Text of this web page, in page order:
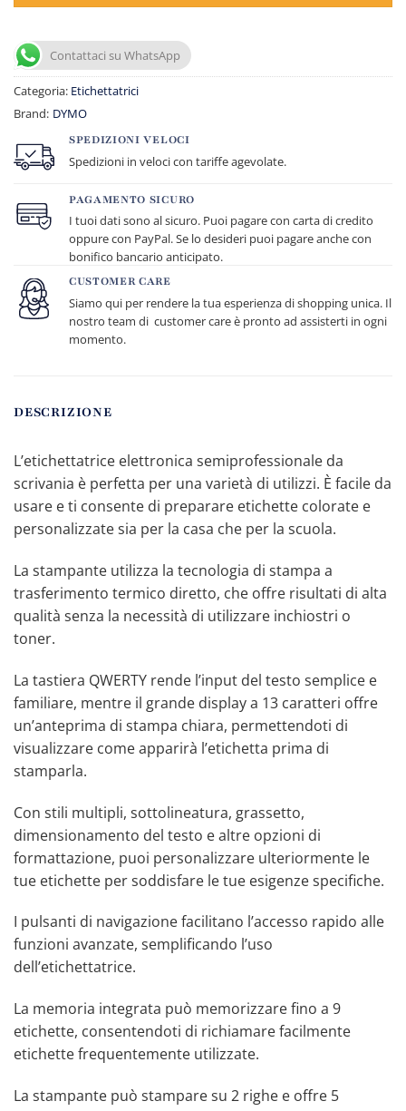
Contattaci su WhatsApp
Categoria: Etichettatrici
Brand: DYMO
SPEDIZIONI VELOCI
Spedizioni in veloci con tariffe agevolate.
PAGAMENTO SICURO
I tuoi dati sono al sicuro. Puoi pagare con carta di credito
oppure con PayPal. Se lo desideri puoi pagare anche con
bonifico bancario anticipato.
CUSTOMER CARE
Siamo qui per rendere la tua esperienza di shopping unica. Il
nostro team di customer care è pronto ad assisterti in ogni
momento.
DESCRIZIONE
L’etichettatrice elettronica semiprofessionale da
scrivania è perfetta per una varietà di utilizzi. È facile da
usare e ti consente di preparare etichette colorate e
personalizzate sia per la casa che per la scuola.
La stampante utilizza la tecnologia di stampa a
trasferimento termico diretto, che offre risultati di alta
qualità senza la necessità di utilizzare inchiostri o
toner.
La tastiera QWERTY rende l’input del testo semplice e
familiare, mentre il grande display a 13 caratteri offre
un’anteprima di stampa chiara, permettendoti di
visualizzare come apparirà l’etichetta prima di
stamparla.
Con stili multipli, sottolineatura, grassetto,
dimensionamento del testo e altre opzioni di
formattazione, puoi personalizzare ulteriormente le
tue etichette per soddisfare le tue esigenze specifiche.
I pulsanti di navigazione facilitano l’accesso rapido alle
funzioni avanzate, semplificando l’uso
dell’etichettatrice.
La memoria integrata può memorizzare fino a 9
etichette, consentendoti di richiamare facilmente
etichette frequentemente utilizzate.
La stampante può stampare su 2 righe e offre 5